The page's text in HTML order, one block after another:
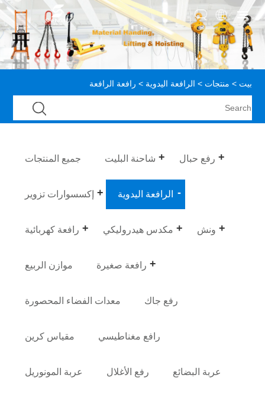
بيت > منتجات > الرافعة اليدوية > رافعة الرافعة
جميع المنتجات شاحنة البليت رفع حبال
إكسسوارات تزوير الرافعة اليدوية
رافعة كهربائية مكدس هيدروليكي ونش
موازن الربيع رافعة صغيرة
معدات الفضاء المحصورة رفع جاك
مقياس كرين رافع مغناطيسي
عربة المونوريل رفع الأغلال عربة البضائع